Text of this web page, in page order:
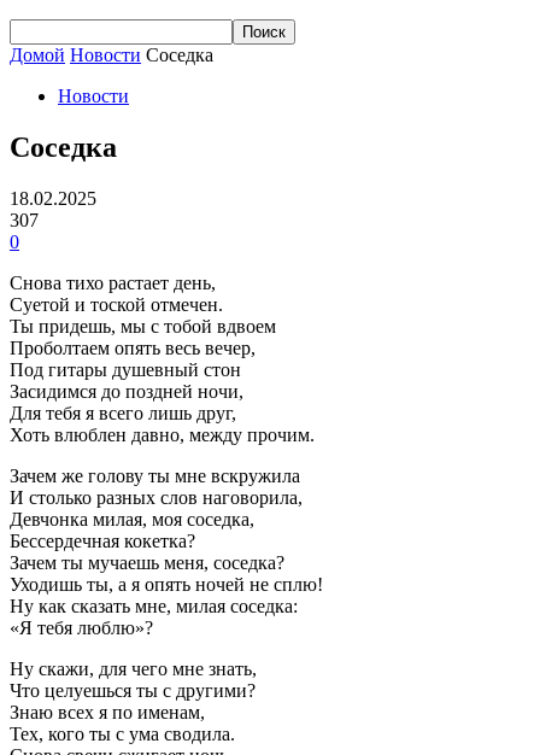
Домой Новости Соседка
Новости
Соседка
18.02.2025
307
0
Снова тихо растает день,
Суетой и тоской отмечен.
Ты придешь, мы с тобой вдвоем
Проболтаем опять весь вечер,
Под гитары душевный стон
Засидимся до поздней ночи,
Для тебя я всего лишь друг,
Хоть влюблен давно, между прочим.
Зачем же голову ты мне вскружила
И столько разных слов наговорила,
Девчонка милая, моя соседка,
Бессердечная кокетка?
Зачем ты мучаешь меня, соседка?
Уходишь ты, а я опять ночей не сплю!
Ну как сказать мне, милая соседка:
«Я тебя люблю»?
Ну скажи, для чего мне знать,
Что целуешься ты с другими?
Знаю всех я по именам,
Тех, кого ты с ума сводила.